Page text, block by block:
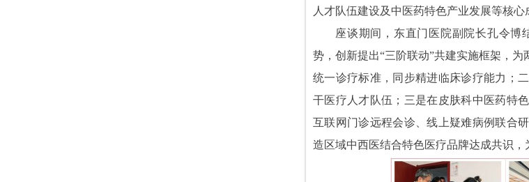
人才队伍建设及中医药特色产业发展等核
座谈期间，东直门医院副院长孔令博
势，创新提出“三阶联动”共建实施框架，
统一诊疗标准，同步精进临床诊疗能力；
干医疗人才队伍；三是在皮肤科中医药特
互联网门诊远程会诊、线上疑难病例联合
造区域中西医结合特色医疗品牌达成共识，